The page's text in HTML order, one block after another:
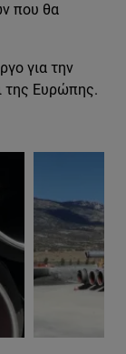
που θα
για την
της Ευρώπης.